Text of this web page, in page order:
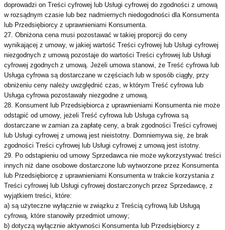
doprowadzi on Treści cyfrowej lub Usługi cyfrowej do zgodności z umową
w rozsądnym czasie lub bez nadmiernych niedogodności dla Konsumenta
lub Przedsiębiorcy z uprawnieniami Konsumenta.
27. Obniżona cena musi pozostawać w takiej proporcji do ceny
wynikającej z umowy, w jakiej wartość Treści cyfrowej lub Usługi cyfrowej
niezgodnych z umową pozostaje do wartości Treści cyfrowej lub Usługi
cyfrowej zgodnych z umową. Jeżeli umowa stanowi, że Treść cyfrowa lub
Usługa cyfrowa są dostarczane w częściach lub w sposób ciągły, przy
obniżeniu ceny należy uwzględnić czas, w którym Treść cyfrowa lub
Usługa cyfrowa pozostawały niezgodne z umową.
28. Konsument lub Przedsiębiorca z uprawnieniami Konsumenta nie może
odstąpić od umowy, jeżeli Treść cyfrowa lub Usługa cyfrowa są
dostarczane w zamian za zapłatę ceny, a brak zgodności Treści cyfrowej
lub Usługi cyfrowej z umową jest nieistotny. Domniemywa się, że brak
zgodności Treści cyfrowej lub Usługi cyfrowej z umową jest istotny.
29. Po odstąpieniu od umowy Sprzedawca nie może wykorzystywać treści
innych niż dane osobowe dostarczone lub wytworzone przez Konsumenta
lub Przedsiębiorcę z uprawnieniami Konsumenta w trakcie korzystania z
Treści cyfrowej lub Usługi cyfrowej dostarczonych przez Sprzedawcę, z
wyjątkiem treści, które:
a) są użyteczne wyłącznie w związku z Treścią cyfrową lub Usługą
cyfrową, które stanowiły przedmiot umowy;
b) dotyczą wyłącznie aktywności Konsumenta lub Przedsiębiorcy z